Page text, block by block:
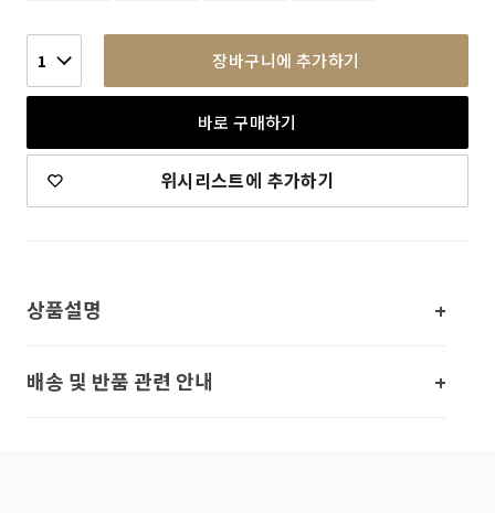
1 장바구니에 추가하기
바로 구매하기
위시리스트에 추가하기
상품설명
배송 및 반품 관련 안내